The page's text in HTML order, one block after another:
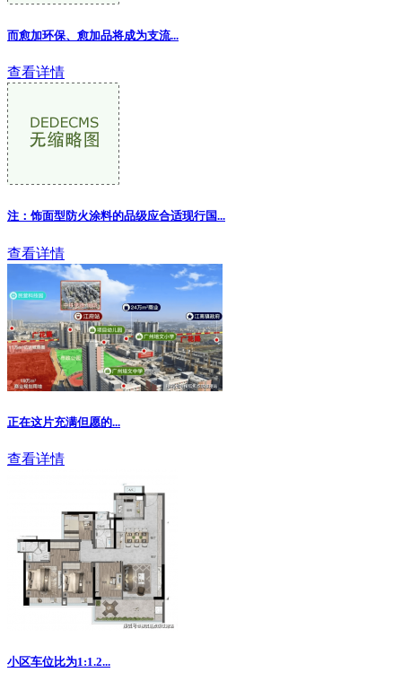
而愈加环保、愈加品将成为支流...
查看详情
注：饰面型防火涂料的品级应合适现行国...
查看详情
正在这片充满但愿的...
查看详情
小区车位比为1:1.2...